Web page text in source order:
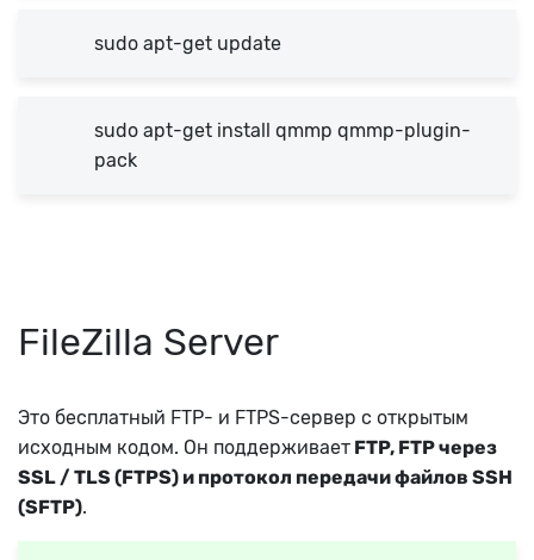
sudo apt-get update
sudo apt-get install qmmp qmmp-plugin-
pack
FileZilla Server
Это бесплатный FTP- и FTPS-сервер с открытым
исходным кодом. Он поддерживает FTP, FTP через
SSL / TLS (FTPS) и протокол передачи файлов SSH
(SFTP).